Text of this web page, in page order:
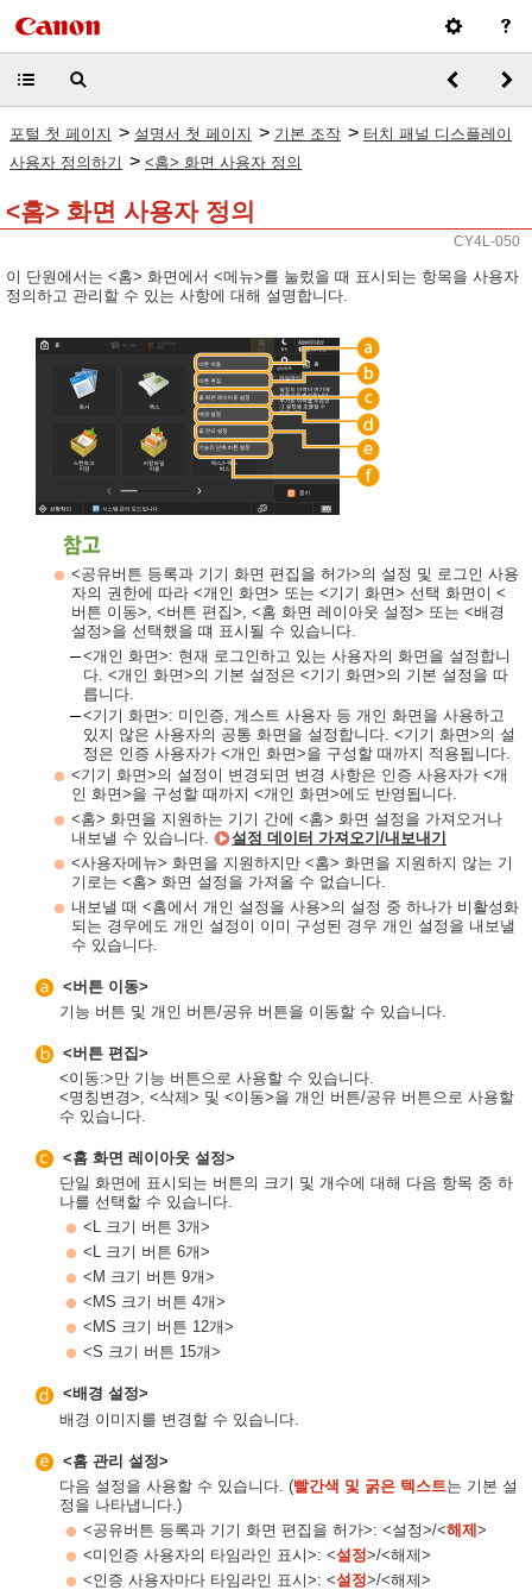
포털 첫 페이지 > 설명서 첫 페이지 > 기본 조작 > 터치 패널 디스플레이
사용자 정의하기 > <홈> 화면 사용자 정의
<홈> 화면 사용자 정의
CY4L-050
이 단원에서는 <홈> 화면에서 <메뉴>를 눌렀을 때 표시되는 항목을 사용자
정의하고 관리할 수 있는 사항에 대해 설명합니다.
<공유버튼 등록과 기기 화면 편집을 허가>의 설정 및 로그인 사용
자의 권한에 따라 <개인 화면> 또는 <기기 화면> 선택 화면이 <
버튼 이동>, <버튼 편집>, <홈 화면 레이아웃 설정> 또는 <배경
설정>을 선택했을 떄 표시될 수 있습니다.
<개인 화면>: 현재 로그인하고 있는 사용자의 화면을 설정합니
다. <개인 화면>의 기본 설정은 <기기 화면>의 기본 설정을 따
릅니다.
<기기 화면>: 미인증, 게스트 사용자 등 개인 화면을 사용하고
있지 않은 사용자의 공통 화면을 설정합니다. <기기 화면>의 설
정은 인증 사용자가 <개인 화면>을 구성할 때까지 적용됩니다.
<기기 화면>의 설정이 변경되면 변경 사항은 인증 사용자가 <개
인 화면>을 구성할 때까지 <개인 화면>에도 반영됩니다.
<홈> 화면을 지원하는 기기 간에 <홈> 화면 설정을 가져오거나
내보낼 수 있습니다.
설정 데이터 가져오기/내보내기
<사용자메뉴> 화면을 지원하지만 <홈> 화면을 지원하지 않는 기
기로는 <홈> 화면 설정을 가져올 수 없습니다.
내보낼 때 <홈에서 개인 설정을 사용>의 설정 중 하나가 비활성화
되는 경우에도 개인 설정이 이미 구성된 경우 개인 설정을 내보낼
수 있습니다.
<버튼 이동>
기능 버튼 및 개인 버튼/공유 버튼을 이동할 수 있습니다.
<버튼 편집>
<이동:>만 기능 버튼으로 사용할 수 있습니다.
<명칭변경>, <삭제> 및 <이동>을 개인 버튼/공유 버튼으로 사용할
수 있습니다.
<홈 화면 레이아웃 설정>
단일 화면에 표시되는 버튼의 크기 및 개수에 대해 다음 항목 중 하
나를 선택할 수 있습니다.
<L 크기 버튼 3개>
<L 크기 버튼 6개>
<M 크기 버튼 9개>
<MS 크기 버튼 4개>
<MS 크기 버튼 12개>
<S 크기 버튼 15개>
<배경 설정>
배경 이미지를 변경할 수 있습니다.
<홈 관리 설정>
다음 설정을 사용할 수 있습니다. (빨간색 및 굵은 텍스트는 기본 설
정을 나타냅니다.)
<공유버튼 등록과 기기 화면 편집을 허가>: <설정>/<해제>
<미인증 사용자의 타임라인 표시>: <설정>/<해제>
<인증 사용자마다 타임라인 표시>: <설정>/<해제>